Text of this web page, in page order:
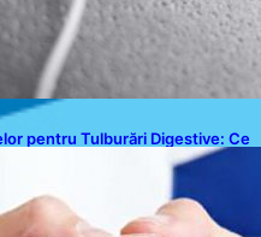
pentru Tulburări Digestive: Ce
Colebil și Panzcebil pentru